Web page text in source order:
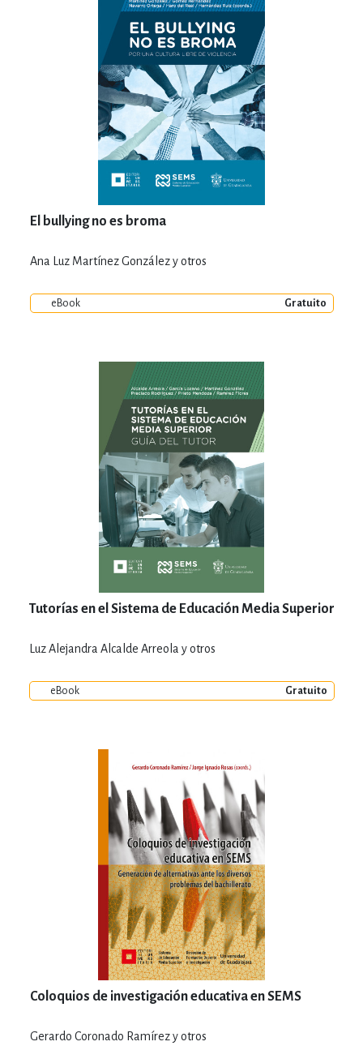
El bullying no es broma
Ana Luz Martínez González y otros
eBook Gratuito
Tutorías en el Sistema de Educación Media Superior
Luz Alejandra Alcalde Arreola y otros
eBook Gratuito
Coloquios de investigación educativa en SEMS
Gerardo Coronado Ramírez y otros